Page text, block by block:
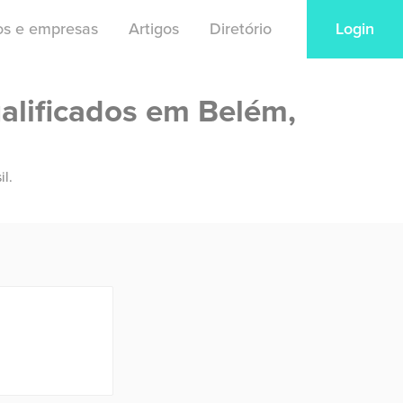
e empresas Artigos Diretório Login
em Belém,